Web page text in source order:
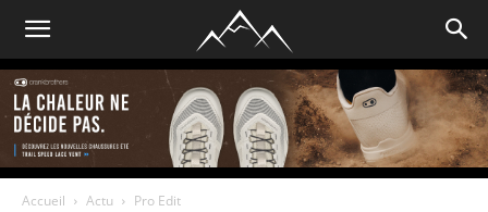
Accueil Actu Pro Edit